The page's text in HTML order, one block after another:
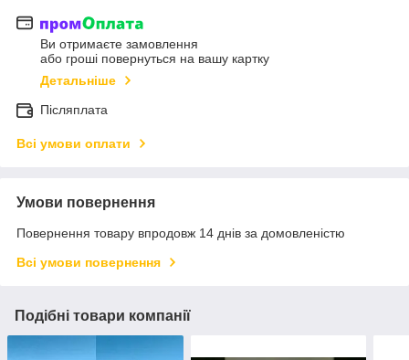
Ви отримаєте замовлення
або гроші повернуться на вашу картку
Детальніше
Післяплата
Всі умови оплати
Умови повернення
Повернення товару впродовж 14 днів за домовленістю
Всі умови повернення
Подібні товари компанії